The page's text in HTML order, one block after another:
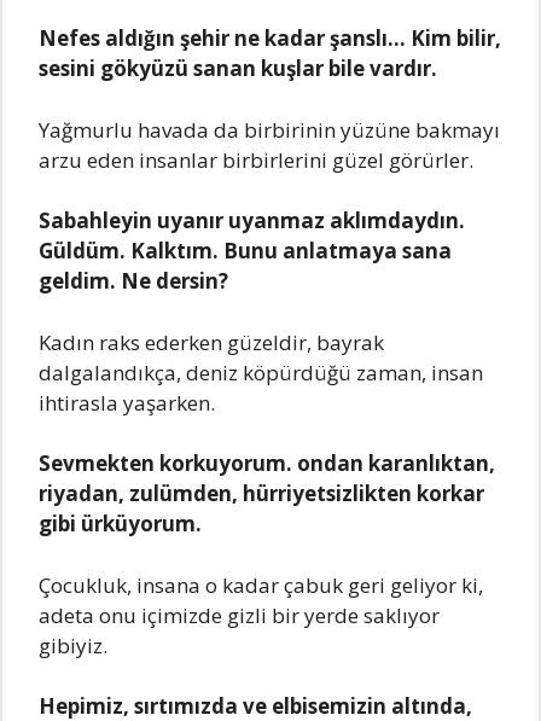
Nefes aldığın şehir ne kadar şanslı… Kim bilir,
sesini gökyüzü sanan kuşlar bile vardır.
Yağmurlu havada da birbirinin yüzüne bakmayı
arzu eden insanlar birbirlerini güzel görürler.
Sabahleyin uyanır uyanmaz aklımdaydın.
Güldüm. Kalktım. Bunu anlatmaya sana
geldim. Ne dersin?
Kadın raks ederken güzeldir, bayrak
dalgalandıkça, deniz köpürdüğü zaman, insan
ihtirasla yaşarken.
Sevmekten korkuyorum. ondan karanlıktan,
riyadan, zulümden, hürriyetsizlikten korkar
gibi ürküyorum.
Çocukluk, insana o kadar çabuk geri geliyor ki,
adeta onu içimizde gizli bir yerde saklıyor
gibiyiz.
Hepimiz, sırtımızda ve elbisemizin altında,